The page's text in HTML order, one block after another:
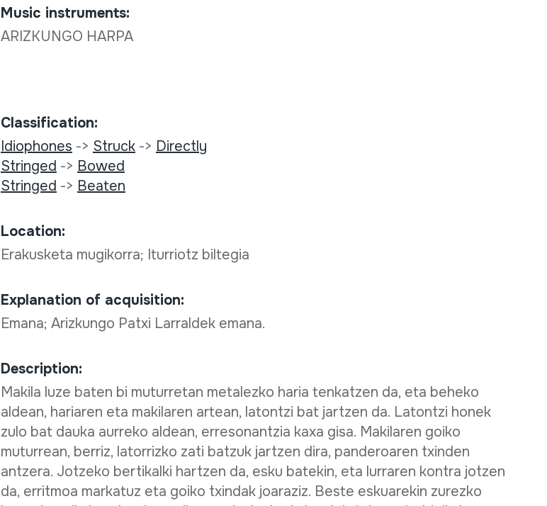
Music instruments:
ARIZKUNGO HARPA
Classification:
Idiophones -> Struck-> Directly
Stringed -> Bowed
Stringed -> Beaten
Location:
Erakusketa mugikorra; Iturriotz biltegia
Explanation of acquisition:
Emana; Arizkungo Patxi Larraldek emana.
Description:
Makila luze baten bi muturretan metalezko haria tenkatzen da, eta beheko
aldean, hariaren eta makilaren artean, latontzi bat jartzen da. Latontzi honek
zulo bat dauka aurreko aldean, erresonantzia kaxa gisa. Makilaren goiko
muturrean, berriz, latorrizko zati batzuk jartzen dira, panderoaren txinden
antzera. Jotzeko bertikalki hartzen da, esku batekin, eta lurraren kontra jotzen
da, erritmoa markatuz eta goiko txindak joaraziz. Beste eskuarekin zurezko